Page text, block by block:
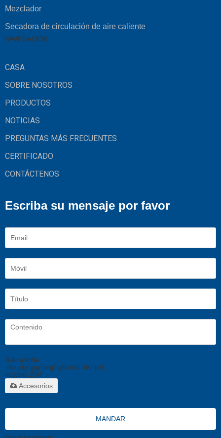
Mezclador
Secadora de circulación de aire caliente
NAVEGACIÓN
CASA
SOBRE NOSOTROS
PRODUCTOS
NOTICIAS
PREGUNTAS MÁS FRECUENTES
CERTIFICADO
CONTÁCTENOS
Escriba su mensaje por favor
Solo admite
.rar/.zip/.jpg/.png/.gif/.doc/.xls/.pdf,
máximo 20M
Accesorios
MANDAR